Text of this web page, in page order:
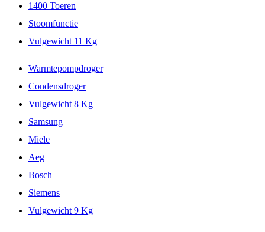
1400 Toeren
Stoomfunctie
Vulgewicht 11 Kg
Warmtepompdroger
Condensdroger
Vulgewicht 8 Kg
Samsung
Miele
Aeg
Bosch
Siemens
Vulgewicht 9 Kg